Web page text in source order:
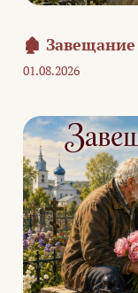
🏚️ Завещание
01.08.2026